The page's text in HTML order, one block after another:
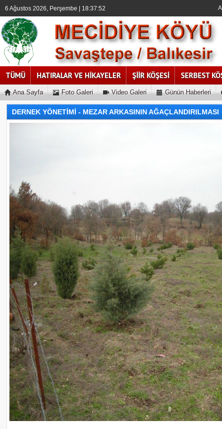
6 Ağustos 2026, Perşembe | 18:37:53
TÜMÜ HATIRALAR VE HİKAYELER ŞİİR KÖŞESİ SERBEST
Ana Sayfa Foto Galeri Video Galeri Günün Haberleri
DERNEK YÖNETİMİ - MEZAR ARKASININ AĞAÇLANDIRILMASI